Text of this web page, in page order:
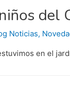
del
Noticias,
en el